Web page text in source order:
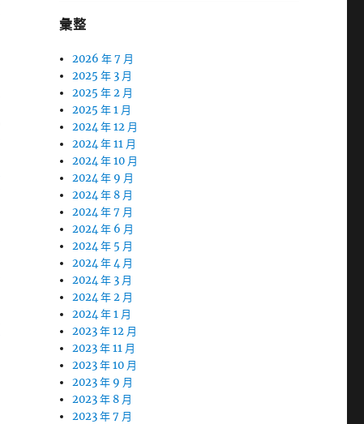
彙整
2026 年 7 月
2025 年 3 月
2025 年 2 月
2025 年 1 月
2024 年 12 月
2024 年 11 月
2024 年 10 月
2024 年 9 月
2024 年 8 月
2024 年 7 月
2024 年 6 月
2024 年 5 月
2024 年 4 月
2024 年 3 月
2024 年 2 月
2024 年 1 月
2023 年 12 月
2023 年 11 月
2023 年 10 月
2023 年 9 月
2023 年 8 月
2023 年 7 月